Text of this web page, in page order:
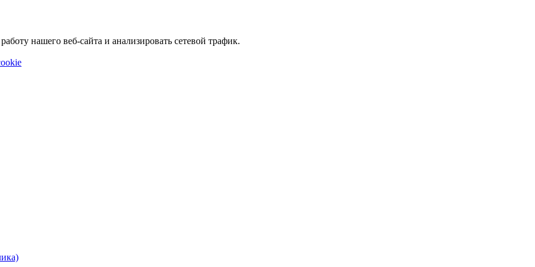
нашего веб-сайта и анализировать сетевой трафик.